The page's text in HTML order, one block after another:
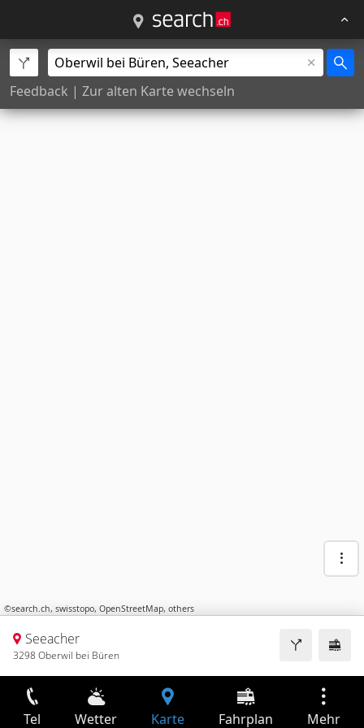
Feedback | Zur alten Karte wechseln
©search.ch, swisstopo, OpenStreetMap, others
Seeacher
3298 Oberwil bei Büren
Tel Wetter Karte Fahrplan Mehr